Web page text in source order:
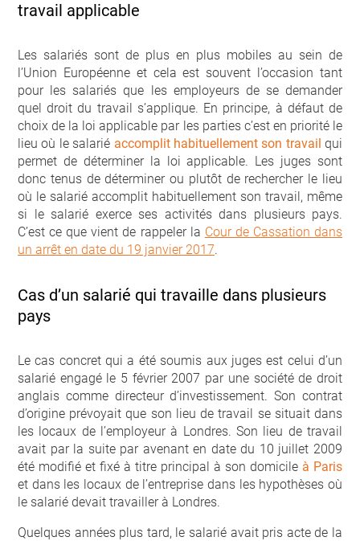
travail applicable
Les salariés sont de plus en plus mobiles au sein de
l’Union Européenne et cela est souvent l’occasion tant
pour les salariés que les employeurs de se demander
quel droit du travail s’applique. En principe, à défaut de
choix de la loi applicable par les parties c’est en priorité le
lieu où le salarié accomplit habituellement son travail qui
permet de déterminer la loi applicable. Les juges sont
donc tenus de déterminer ou plutôt de rechercher le lieu
où le salarié accomplit habituellement son travail, même
si le salarié exerce ses activités dans plusieurs pays.
C’est ce que vient de rappeler la Cour de Cassation dans
un arrêt en date du 19 janvier 2017.
Cas d’un salarié qui travaille dans plusieurs
pays
Le cas concret qui a été soumis aux juges est celui d’un
salarié engagé le 5 février 2007 par une société de droit
anglais comme directeur d’investissement. Son contrat
d’origine prévoyait que son lieu de travail se situait dans
les locaux de l’employeur à Londres. Son lieu de travail
avait par la suite par avenant en date du 10 juillet 2009
été modifié et fixé à titre principal à son domicile à Paris
et dans les locaux de l’entreprise dans les hypothèses où
le salarié devait travailler à Londres.
Quelques années plus tard, le salarié avait pris acte de la